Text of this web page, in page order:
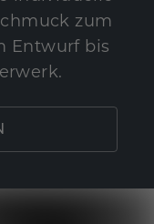
zum
Entwurf bis